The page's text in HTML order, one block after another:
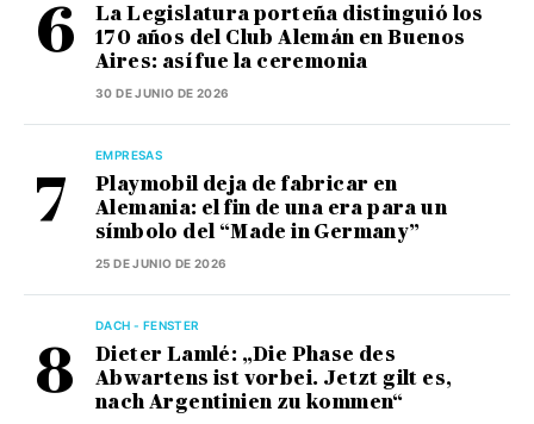
La Legislatura porteña distinguió los
170 años del Club Alemán en Buenos
Aires: así fue la ceremonia
30 DE JUNIO DE 2026
EMPRESAS
Playmobil deja de fabricar en
Alemania: el fin de una era para un
símbolo del “Made in Germany”
25 DE JUNIO DE 2026
DACH - FENSTER
Dieter Lamlé: „Die Phase des
Abwartens ist vorbei. Jetzt gilt es,
nach Argentinien zu kommen“